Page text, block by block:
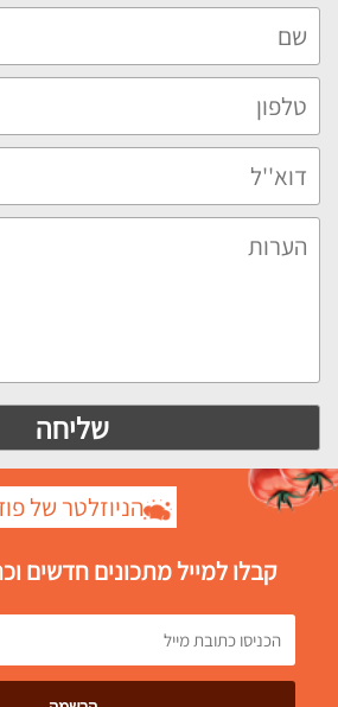
הניוזלטר של
קבלו למייל מתכונים חדשים